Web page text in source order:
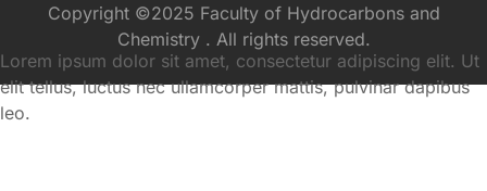
Copyright ©2025 Faculty of Hydrocarbons and
Chemistry . All rights reserved.
Lorem ipsum dolor sit amet, consectetur adipiscing elit. Ut
elit tellus, luctus nec ullamcorper mattis, pulvinar dapibus
leo.